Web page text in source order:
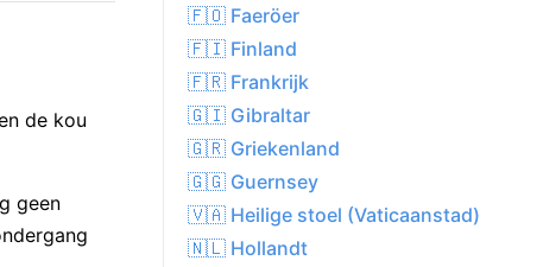
de kou
geen
🇫🇴 Faeröer
🇫🇮 Finland
🇫🇷 Frankrijk
🇬🇮 Gibraltar
🇬🇷 Griekenland
🇬🇬 Guernsey
🇻🇦 Heilige stoel (Vaticaanstad)
🇳🇱 Hollandt